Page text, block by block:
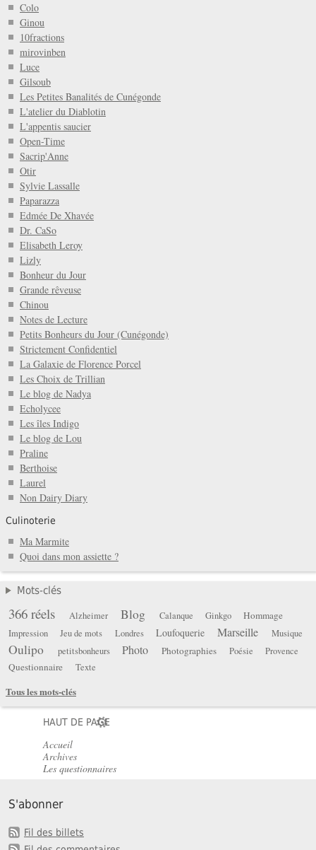
Colo
Ginou
10fractions
mirovinben
Luce
Gilsoub
Les Petites Banalités de Cunégonde
L'atelier du Diablotin
L'appentis saucier
Open-Time
Sacrip'Anne
Otir
Sylvie Lassalle
Paparazza
Edmée De Xhavée
Dr. CaSo
Elisabeth Leroy
Lizly
Bonheur du Jour
Grande rêveuse
Chinou
Notes de Lecture
Petits Bonheurs du Jour (Cunégonde)
Strictement Confidentiel
La Galaxie de Florence Porcel
Les Choix de Trillian
Le blog de Nadya
Echolycee
Les îles Indigo
Le blog de Lou
Praline
Berthoise
Laurel
Non Dairy Diary
Culinoterie
Ma Marmite
Quoi dans mon assiette ?
Mots-clés
366 réels Alzheimer Blog Calanque Ginkgo Hommage
Impression Jeu de mots Londres Loufoquerie Marseille Musique
Oulipo petitsbonheurs Photo Photographies Poésie Provence
Questionnaire Texte
Tous les mots-clés
HAUT DE PAGE
Accueil
Archives
Les questionnaires
S'abonner
Fil des billets